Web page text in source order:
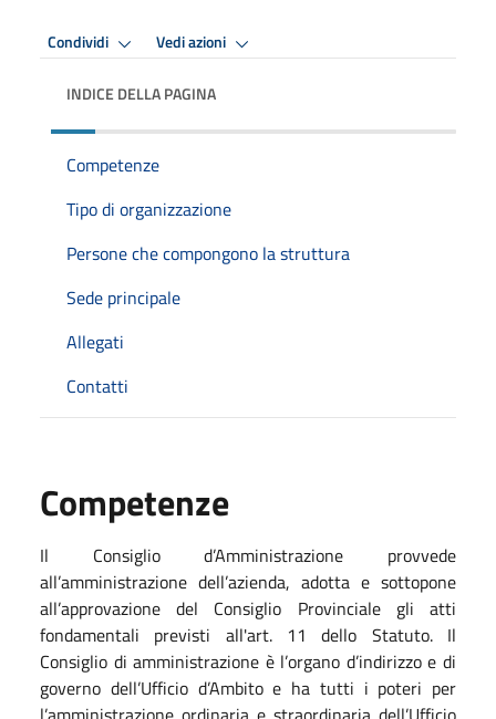
Condividi Vedi azioni
INDICE DELLA PAGINA
Competenze
Tipo di organizzazione
Persone che compongono la struttura
Sede principale
Allegati
Contatti
Competenze
Il Consiglio d’Amministrazione provvede
all’amministrazione dell’azienda, adotta e sottopone
all’approvazione del Consiglio Provinciale gli atti
fondamentali previsti all'art. 11 dello Statuto. Il
Consiglio di amministrazione è l’organo d’indirizzo e di
governo dell’Ufficio d’Ambito e ha tutti i poteri per